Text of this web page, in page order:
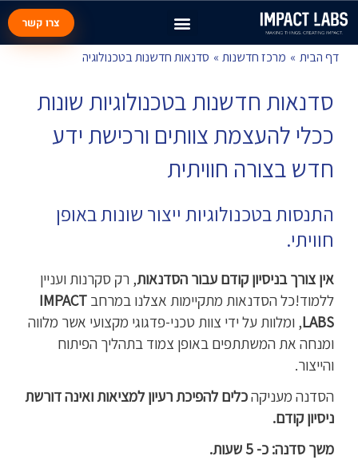
צרו קשר
דף הבית מרכז חדשנות סדנאות חדשנות בטכנולוגיה
סדנאות חדשנות בטכנולוגיות שונות
ככלי להעצמת צוותים ורכישת ידע
חדש בצורה חוויתית
התנסות בטכנולוגיות ייצור שונות באופן
חוויתי.
אין צורך בניסיון קודם עבור הסדנאות, רק סקרנות ועניין
ללמוד!כל הסדנאות מתקיימות אצלנו במרחב IMPACT
LABS, ומלוות על ידי צוות טכני-פדגוגי מקצועי אשר מלווה
ומנחה את המשתתפים באופן צמוד בתהליך הפיתוח
והייצור.
הסדנה מעניקהכלים להפיכת רעיון למציאות ואינה דורשת
ניסיון קודם.
משך סדנה: כ- 5 שעות.